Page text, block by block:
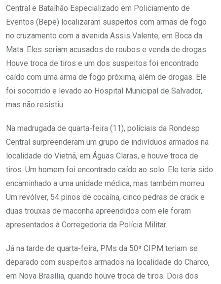
Central e Batalhão Especializado em Policiamento de
Eventos (Bepe) localizaram suspeitos com armas de fogo
no cruzamento com a avenida Assis Valente, em Boca da
Mata. Eles seriam acusados de roubos e venda de drogas.
Houve troca de tiros e um dos suspeitos foi encontrado
caído com uma arma de fogo próxima, além de drogas. Ele
foi socorrido e levado ao Hospital Municipal de Salvador,
mas não resistiu.
Na madrugada de quarta-feira (11), policiais da Rondesp
Central surpreenderam um grupo de indivíduos armados na
localidade do Vietnã, em Águas Claras, e houve troca de
tiros. Um homem foi encontrado caído ao solo. Ele teria sido
encaminhado a uma unidade médica, mas também morreu.
Um revólver, 54 pinos de cocaína, cinco pedras de crack e
duas trouxas de maconha apreendidos com ele foram
apresentados à Corregedoria da Polícia Militar.
Já na tarde de quarta-feira, PMs da 50ª CIPM teriam se
deparado com suspeitos armados na localidade do Charco,
em Nova Brasília, quando houve troca de tiros. Dois dos